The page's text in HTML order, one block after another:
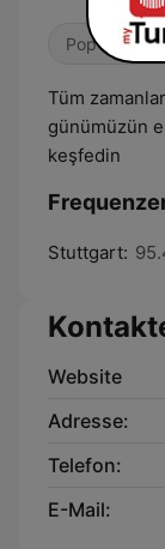
Pop / Top
Tüm
günümüzün
keşfedin
Stuttgart:
Website
Adresse:
Telefon:
E-Mail: